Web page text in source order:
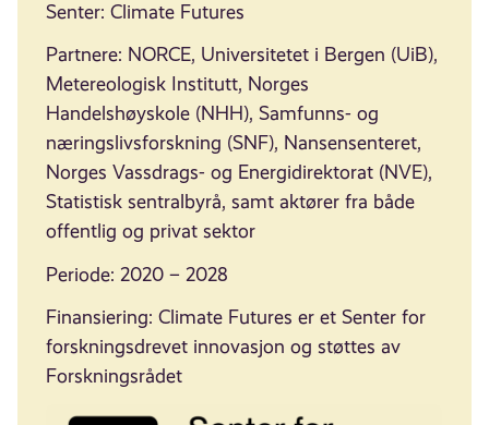
Senter: Climate Futures
Partnere: NORCE, Universitetet i Bergen (UiB),
Metereologisk Institutt, Norges
Handelshøyskole (NHH), Samfunns- og
næringslivsforskning (SNF), Nansensenteret,
Norges Vassdrags- og Energidirektorat (NVE),
Statistisk sentralbyrå, samt aktører fra både
offentlig og privat sektor
Periode: 2020 – 2028
Finansiering: Climate Futures er et Senter for
forskningsdrevet innovasjon og støttes av
Forskningsrådet